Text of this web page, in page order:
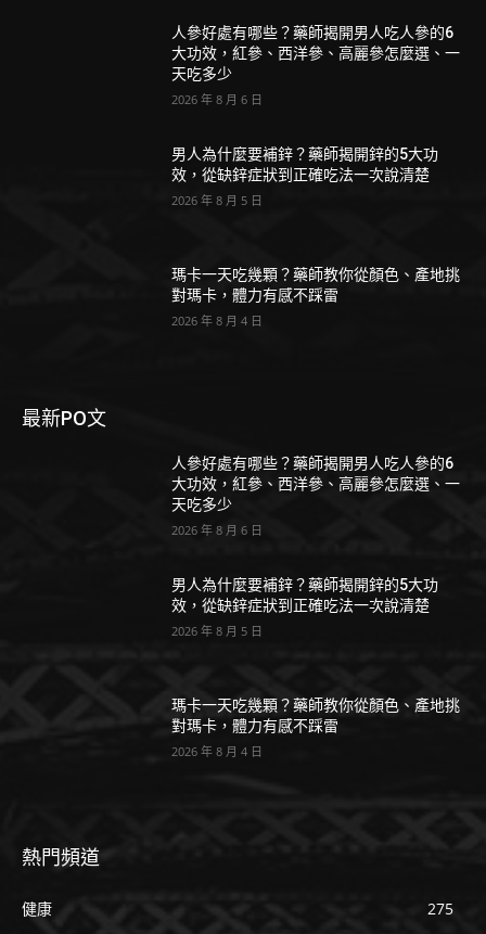
人參好處有哪些？藥師揭開男人吃人參的6
大功效，紅參、西洋參、高麗參怎麼選、一
天吃多少
2026 年 8 月 6 日
男人為什麼要補鋅？藥師揭開鋅的5大功
效，從缺鋅症狀到正確吃法一次說清楚
2026 年 8 月 5 日
瑪卡一天吃幾顆？藥師教你從顏色、產地挑
對瑪卡，體力有感不踩雷
2026 年 8 月 4 日
最新PO文
人參好處有哪些？藥師揭開男人吃人參的6
大功效，紅參、西洋參、高麗參怎麼選、一
天吃多少
2026 年 8 月 6 日
男人為什麼要補鋅？藥師揭開鋅的5大功
效，從缺鋅症狀到正確吃法一次說清楚
2026 年 8 月 5 日
瑪卡一天吃幾顆？藥師教你從顏色、產地挑
對瑪卡，體力有感不踩雷
2026 年 8 月 4 日
熱門頻道
健康
275